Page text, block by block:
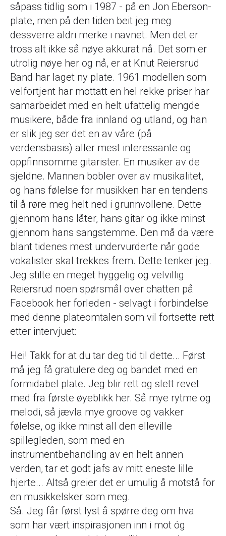
såpass tidlig som i 1987 - på en Jon Eberson-
plate, men på den tiden beit jeg meg
dessverre aldri merke i navnet. Men det er
tross alt ikke så nøye akkurat nå. Det som er
utrolig nøye her og nå, er at Knut Reiersrud
Band har laget ny plate. 1961 modellen som
velfortjent har mottatt en hel rekke priser har
samarbeidet med en helt ufattelig mengde
musikere, både fra innland og utland, og han
er slik jeg ser det en av våre (på
verdensbasis) aller mest interessante og
oppfinnsomme gitarister. En musiker av de
sjeldne. Mannen bobler over av musikalitet,
og hans følelse for musikken har en tendens
til å røre meg helt ned i grunnvollene. Dette
gjennom hans låter, hans gitar og ikke minst
gjennom hans sangstemme. Den må da være
blant tidenes mest undervurderte når gode
vokalister skal trekkes frem. Dette tenker jeg.
Jeg stilte en meget hyggelig og velvillig
Reiersrud noen spørsmål over chatten på
Facebook her forleden - selvagt i forbindelse
med denne plateomtalen som vil fortsette rett
etter intervjuet:
Hei! Takk for at du tar deg tid til dette... Først
må jeg få gratulere deg og bandet med en
formidabel plate. Jeg blir rett og slett revet
med fra første øyeblikk her. Så mye rytme og
melodi, så jævla mye groove og vakker
følelse, og ikke minst all den elleville
spillegleden, som med en
instrumentbehandling av en helt annen
verden, tar et godt jafs av mitt eneste lille
hjerte... Altså greier det er umulig å motstå for
en musikkelsker som meg.
Så. Jeg får først lyst å spørre deg om hva
som har vært inspirasjonen inn i mot óg